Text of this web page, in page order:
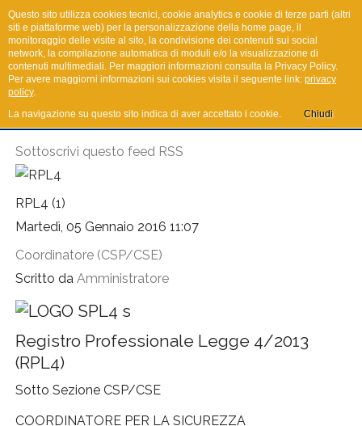
I.R.Co.T.
Sottoscrivi questo feed RSS
RPL4 (1)
Martedì, 05 Gennaio 2016 11:07
Coordinatore (CSP/CSE)
Scritto da Amministratore
Registro Professionale Legge 4/2013
(RPL4)
Sotto Sezione CSP/CSE
COORDINATORE PER LA SICUREZZA
Questo sito utilizza cookies tecnici, cookie analytics e cookie di terze parti (altri
siti e piattaforme web) per la personalizzazione della home page, il
monitoraggio delle visite al sito, la condivisione dei contenuti sui social
network, la compilazione automatica di moduli e/o la visualizzazione di
contenuti multimediali. Per maggiori informazioni consulta la Privacy Policy.
Per avere maggiorni informazioni sui cookies visita il seguente link: privacy
policy.
La navigazione su questo sito indica di aver accettato i cookie.
Chiudi